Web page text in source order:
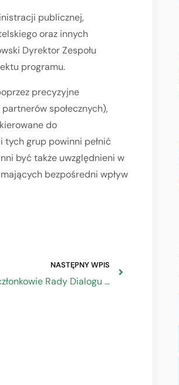
publicznej,
oraz innych
Dyrektor Zespołu
programu.
precyzyjne
społecznych),
do
grup powinni pełnić
być także uwzględnieni w
bezpośredni wpływ
NASTĘPNY WPIS
Partnerzy społeczni, członkowie Rady Dialogu Społecznego zwrócili się do premiera o włączenie do Krajowego Planu Odbudowy (KPO) priorytetu „wzmocnienie dialogu społecznego”.